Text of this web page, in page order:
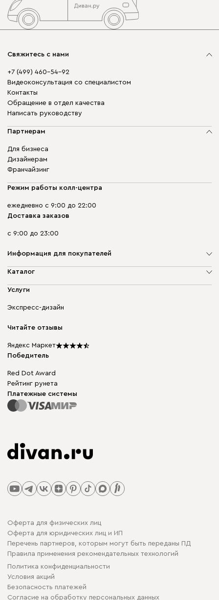
Свяжитесь с нами
+7 (499) 460-54-92
Видеоконсультация со специалистом
Контакты
Обращение в отдел качества
Написать руководству
Партнерам
Для бизнеса
Дизайнерам
Франчайзинг
Режим работы колл-центра
ежедневно с 9:00 до 22:00
Доставка заказов
с 9:00 до 23:00
Информация для покупателей
О компании
Доставка и оплата
диван.клуб
Карьера
Подарочные сертификаты
Мы в прессе
Каталог
Мягкая мебель
Бескаркасная мебель
Столы и стулья
Услуги
Экспресс-дизайн
Читайте отзывы
Яндекс Маркет
Победитель
Red Dot Award
Рейтинг рунета
Платежные системы
Оферта для физических лиц
Оферта для юридических лиц и ИП
Перечень партнеров, которым могут быть переданы ПД
Правила применения рекомендательных технологий
Политика конфиденциальности
Условия акций
Безопасность платежей
Cогласие на обработку персональных данных